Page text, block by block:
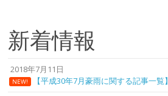
新着情報
2018年7月11日
NEW! 【平成30年7月豪雨に関する記事一覧】